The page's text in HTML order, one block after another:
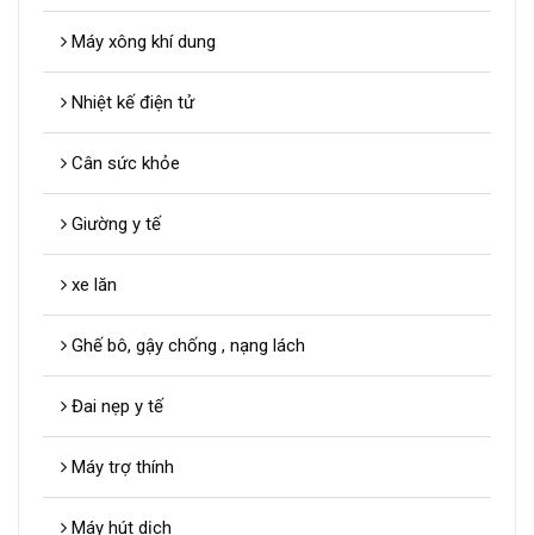
Máy xông khí dung
Nhiệt kế điện tử
Cân sức khỏe
Giường y tế
xe lăn
Ghế bô, gậy chống , nạng lách
Đai nẹp y tế
Máy trợ thính
Máy hút dịch